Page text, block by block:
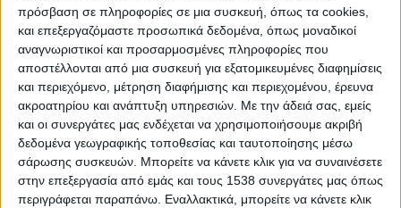
πρόσβαση σε πληροφορίες σε μια συσκευή, όπως τα cookies,
και επεξεργαζόμαστε προσωπικά δεδομένα, όπως μοναδικοί
αναγνωριστικοί και προσαρμοσμένες πληροφορίες που
αποστέλλονται από μια συσκευή για εξατομικευμένες διαφημίσεις
και περιεχόμενο, μέτρηση διαφήμισης και περιεχομένου, έρευνα
ακροατηρίου και ανάπτυξη υπηρεσιών. Με την άδειά σας, εμείς
και οι συνεργάτες μας ενδέχεται να χρησιμοποιήσουμε ακριβή
δεδομένα γεωγραφικής τοποθεσίας και ταυτοποίησης μέσω
σάρωσης συσκευών. Μπορείτε να κάνετε κλικ για να συναινέσετε
στην επεξεργασία από εμάς και τους 1538 συνεργάτες μας όπως
περιγράφεται παραπάνω. Εναλλακτικά, μπορείτε να κάνετε κλικ
Τhessaloniki #JobFestival 2017
Athens #JobFestival 2016
Athens #JobFestival 2015
Thessaloniki #JobFestival 2014
Στατιστικά
Στατιστικά Athens & Thessaloniki
#JobFestivals 2022